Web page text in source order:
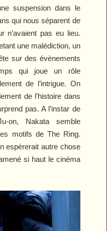
suspension dans le
qui nous séparent de
n’avaient pas eu lieu.
une malédiction, un
sur des évènements
qui joue un rôle
de l’intrigue. On
de l’histoire dans
pas. A l’instar de
on, Nakata semble
motifs de The Ring.
espérerait autre chose
si haut le cinéma